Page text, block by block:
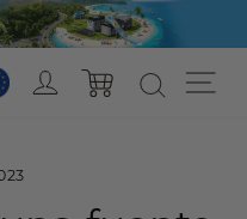
Acceso
Carro